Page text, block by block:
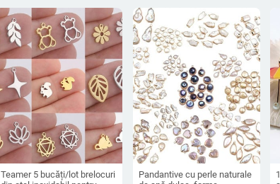
Teamer 5 bucăți/lot brelocuri
Pandantive cu perle naturale